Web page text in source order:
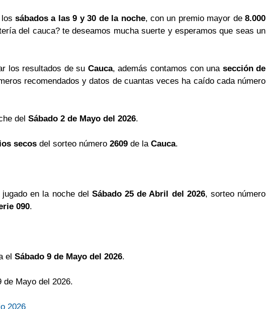
lossábados a las 9 y 30 de la noche, con un premio mayor de8.000
del cauca? te deseamos mucha suerte y esperamos que seas un
los resultados de su Cauca, además contamos con una sección de
recomendados y datos de cuantas veces ha caído cada número
del Sábado 2 de Mayo del 2026.
secos del sorteo número 2609 de la Cauca.
en la noche del Sábado 25 de Abril del 2026, sorteo número
090.
el Sábado 9 de Mayo del 2026.
de Mayo del 2026.
2026